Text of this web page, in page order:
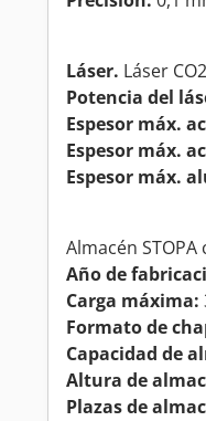
Láser. Láser
Potencia del
Espesor máx.
Espesor máx.
Espesor máx.
Almacén
Año de
Carga máxima:
Formato de
Capacidad de
Altura de
Plazas de